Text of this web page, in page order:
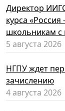
Директор
курса
школьникам с
5 августа 2026
НГПУ ждет
зачислению
4 августа 2026